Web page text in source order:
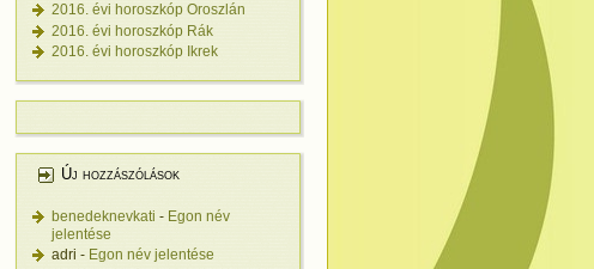
2016. évi horoszkóp Oroszlán
2016. évi horoszkóp Rák
2016. évi horoszkóp Ikrek
Új hozzászólások
benedeknevkati - Egon név
jelentése
adri - Egon név jelentése